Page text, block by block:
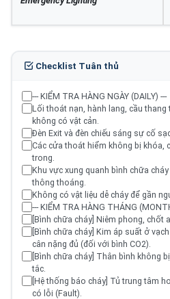
Checklist Tuân thủ
--- KIỂM TRA HÀNG NGÀY (DAILY) ---
Lối thoát nạn, hành lang, cầu
không có vật cản.
Đèn Exit và đèn chiếu sáng sự cố
Các cửa thoát hiểm không bị khóa,
trong.
Khu vực xung quanh bình chữa
thông thoáng.
Không có vật liệu dễ cháy để gần
--- KIỂM TRA HÀNG THÁNG
[Bình chữa cháy] Niêm phong, chốt
[Bình chữa cháy] Kim áp suất ở
cân nặng đủ (đối với bình CO2).
[Bình chữa cháy] Thân bình không
tắc.
[Hệ thống báo cháy] Tủ trung tâm
có lỗi (Fault).